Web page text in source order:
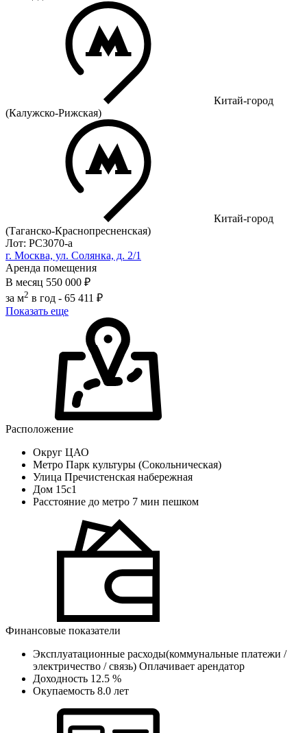
Китай-город
(Калужско-Рижская)
Китай-город
(Таганско-Краснопресненская)
Лот: РС3070-a
г. Москва, ул. Солянка, д. 2/1
Аренда помещения
В месяц 550 000 ₽
за м2 в год - 65 411 ₽
Показать еще
Расположение
Округ ЦАО
Метро Парк культуры (Сокольническая)
Улица Пречистенская набережная
Дом 15с1
Расстояние до метро 7 мин пешком
Финансовые показатели
Эксплуатационные расходы(коммунальные платежи /
электричество / связь) Оплачивает арендатор
Доходность 12.5 %
Окупаемость 8.0 лет